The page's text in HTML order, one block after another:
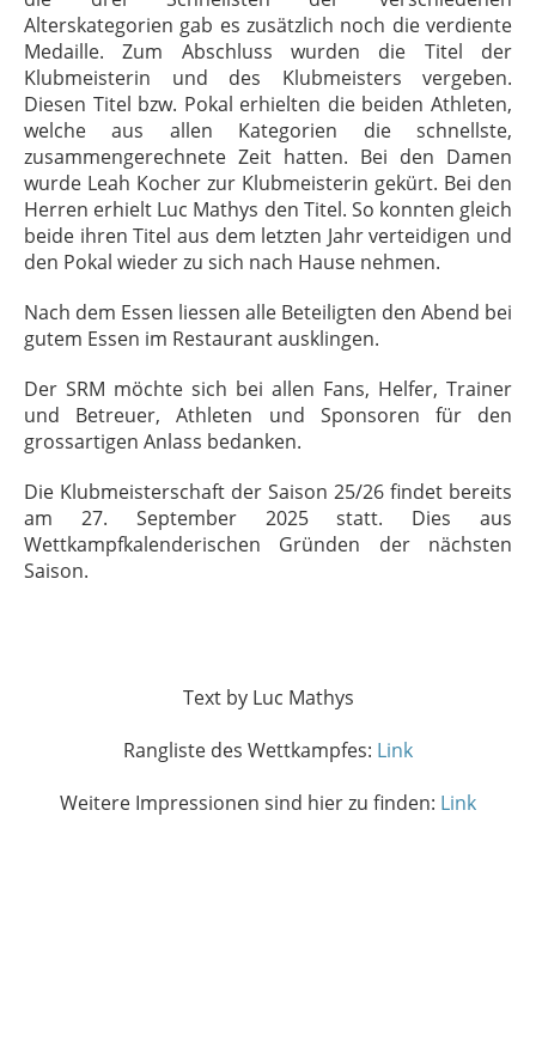
Alterskategorien gab es zusätzlich noch die verdiente
Medaille. Zum Abschluss wurden die Titel der
Klubmeisterin und des Klubmeisters vergeben.
Diesen Titel bzw. Pokal erhielten die beiden Athleten,
welche aus allen Kategorien die schnellste,
zusammengerechnete Zeit hatten. Bei den Damen
wurde Leah Kocher zur Klubmeisterin gekürt. Bei den
Herren erhielt Luc Mathys den Titel. So konnten gleich
beide ihren Titel aus dem letzten Jahr verteidigen und
den Pokal wieder zu sich nach Hause nehmen.
Nach dem Essen liessen alle Beteiligten den Abend bei
gutem Essen im Restaurant ausklingen.
Der SRM möchte sich bei allen Fans, Helfer, Trainer
und Betreuer, Athleten und Sponsoren für den
grossartigen Anlass bedanken.
Die Klubmeisterschaft der Saison 25/26 findet bereits
am 27. September 2025 statt. Dies aus
Wettkampfkalenderischen Gründen der nächsten
Saison.
Text by Luc Mathys
Rangliste des Wettkampfes: Link
Weitere Impressionen sind hier zu finden: Link